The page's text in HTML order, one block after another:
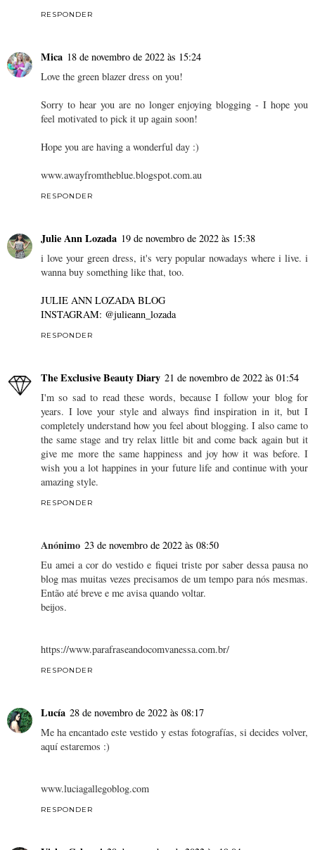
RESPONDER
Mica 18 de novembro de 2022 às 15:24
Love the green blazer dress on you!
Sorry to hear you are no longer enjoying blogging - I hope you
feel motivated to pick it up again soon!
Hope you are having a wonderful day :)
www.awayfromtheblue.blogspot.com.au
RESPONDER
Julie Ann Lozada 19 de novembro de 2022 às 15:38
i love your green dress, it's very popular nowadays where i live. i
wanna buy something like that, too.
JULIE ANN LOZADA BLOG
INSTAGRAM: @julieann_lozada
RESPONDER
The Exclusive Beauty Diary 21 de novembro de 2022 às 01:54
I'm so sad to read these words, because I follow your blog for
years. I love your style and always find inspiration in it, but I
completely understand how you feel about blogging. I also came to
the same stage and try relax little bit and come back again but it
give me more the same happiness and joy how it was before. I
wish you a lot happines in your future life and continue with your
amazing style.
RESPONDER
Anónimo 23 de novembro de 2022 às 08:50
Eu amei a cor do vestido e fiquei triste por saber dessa pausa no
blog mas muitas vezes precisamos de um tempo para nós mesmas.
Então até breve e me avisa quando voltar.
beijos.
https://www.parafraseandocomvanessa.com.br/
RESPONDER
Lucía 28 de novembro de 2022 às 08:17
Me ha encantado este vestido y estas fotografías, si decides volver,
aquí estaremos :)
www.luciagallegoblog.com
RESPONDER